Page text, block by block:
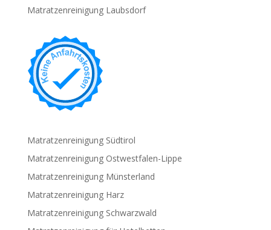
Matratzenreinigung Laubsdorf
Matratzenreinigung Südtirol
Matratzenreinigung Ostwestfalen-Lippe
Matratzenreinigung Münsterland
Matratzenreinigung Harz
Matratzenreinigung Schwarzwald